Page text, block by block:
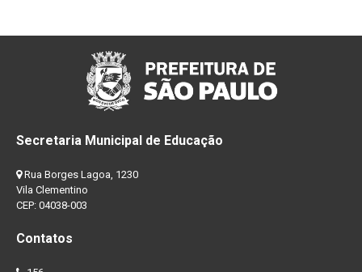
Secretaria Municipal de Educação
Rua Borges Lagoa, 1230
Vila Clementino
CEP: 04038-003
Contatos